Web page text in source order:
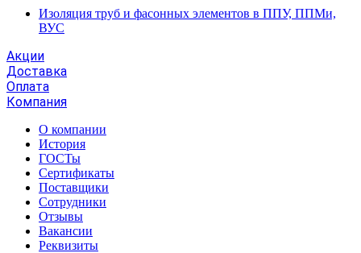
Изоляция труб и фасонных элементов в ППУ, ППМи,
ВУС
Акции
Доставка
Оплата
Компания
О компании
История
ГОСТы
Сертификаты
Поставщики
Сотрудники
Отзывы
Вакансии
Реквизиты